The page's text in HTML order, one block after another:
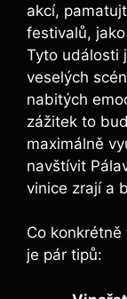
akcí,
festivalů,
Tyto události
veselých
nabitých
zážitek to
maximálně
navštívit
vinice zrají a
Co
je pár tipů: